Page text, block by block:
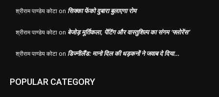
श्रीराम पाण्डेय कोटा on सिक्का फेंको दुबारा बुलाएगा रोम
श्रीराम पाण्डेय कोटा on बेजोड़ मूर्तिकला, पेंटिंग और वास्तुशिल्प का संगम ‘फ्लोरेंस’
श्रीराम पाण्डेय कोटा on डिज्नीलैंड: मानो दिल की धड़कनों ने जवाब दे दिया…
POPULAR CATEGORY